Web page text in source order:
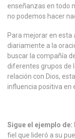
enseñanzas en todo
no podemos hacer
Para mejorar en
diariamente a la
buscar la compañía
diferentes grupos de
relación con Dios,
influencia positiva en
Sigue el ejemplo de:
fiel que lideró a su